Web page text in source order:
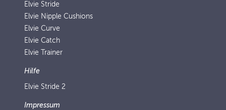
Elvie Stride
Elvie Nipple Cushions
Elvie Curve
Elvie Catch
Elvie Trainer
Hilfe
Elvie Stride 2
Impressum